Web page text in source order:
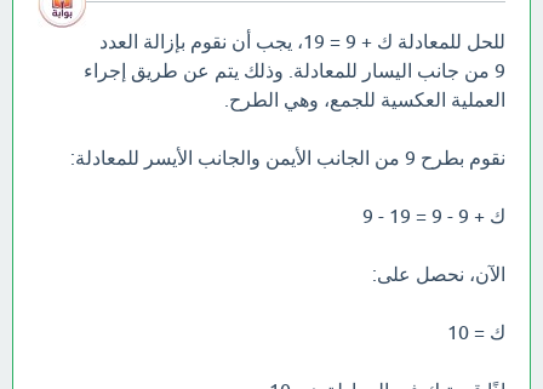
للحل للمعادلة ك + 9 = 19، يجب أن نقوم بإزالة العدد
9 من جانب اليسار للمعادلة. وذلك يتم عن طريق إجراء
العملية العكسية للجمع، وهي الطرح.
نقوم بطرح 9 من الجانب الأيمن والجانب الأيسر للمعادلة:
ك + 9 - 9 = 19 - 9
الآن، نحصل على:
ك = 10